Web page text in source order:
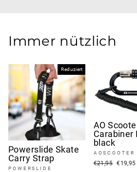
Immer nützlich
Reduziert
Powerslide Skate
Carry Strap
POWERSLIDE
AO
Carabiner
black
AOSCOOTER
Normaler
€21,95 €19,95